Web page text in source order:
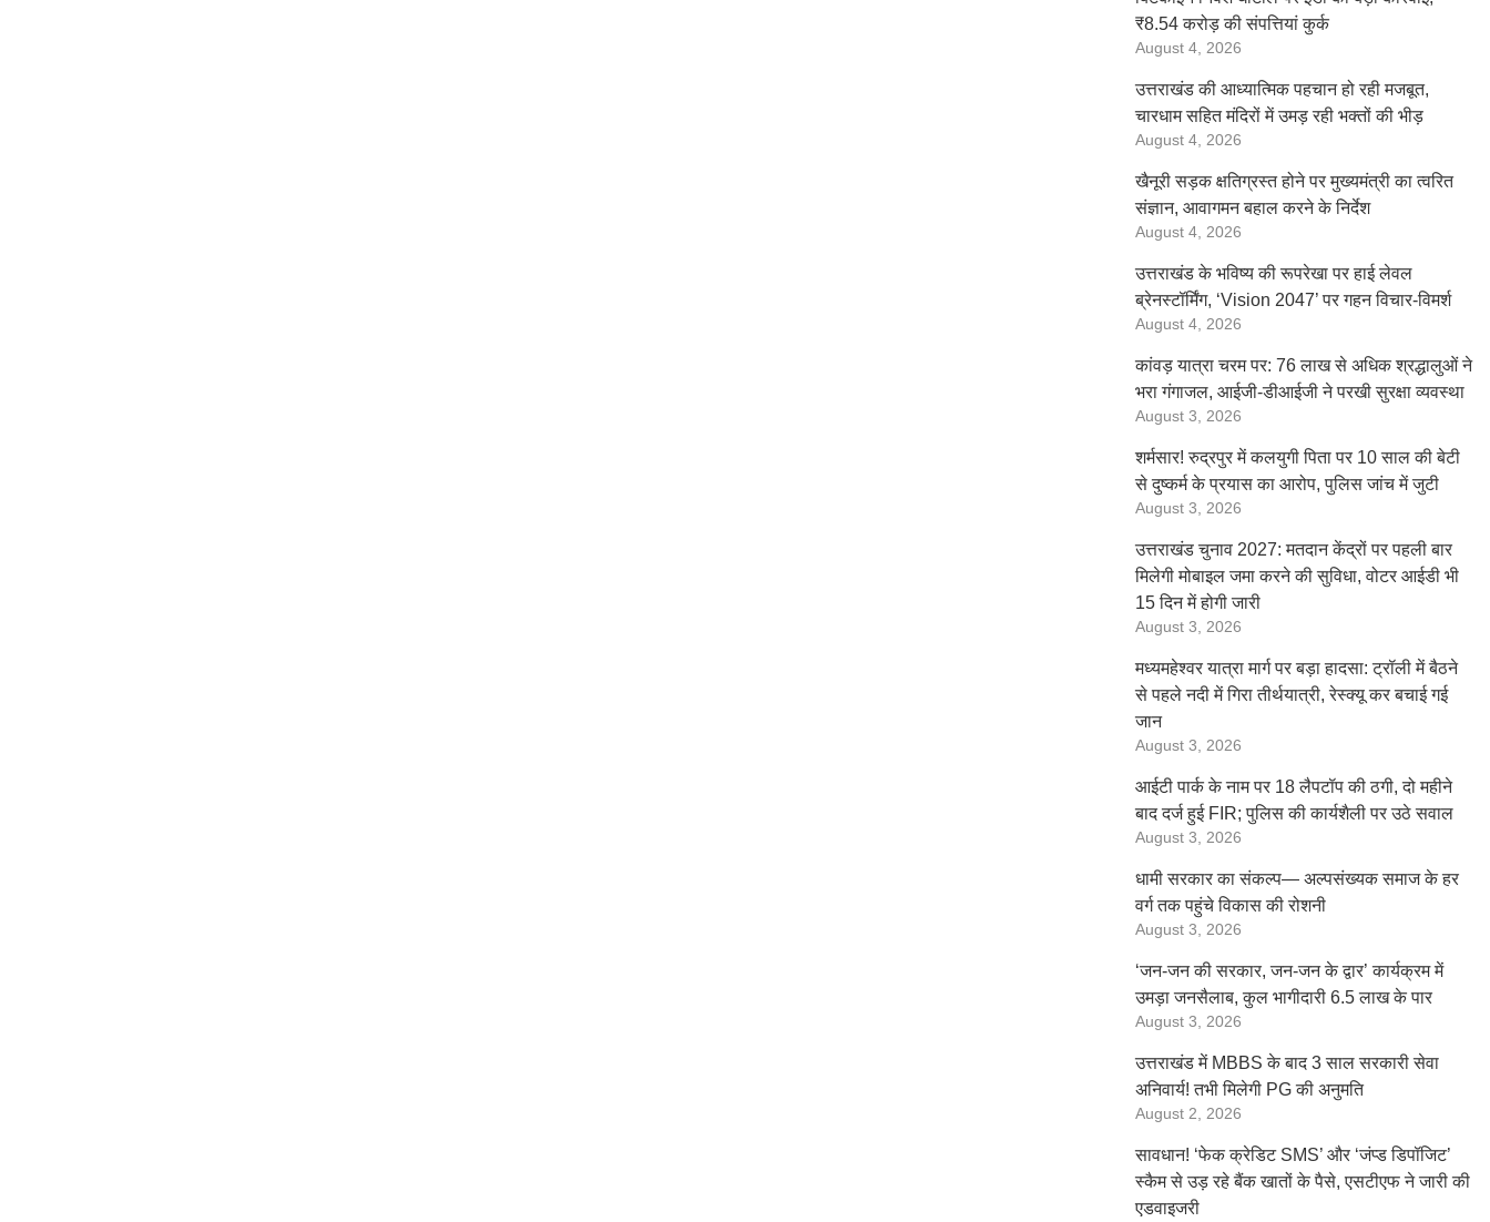
₹8.54 करोड़ की संपत्तियां कुर्क
August 4, 2026
उत्तराखंड की आध्यात्मिक पहचान हो रही मजबूत,
चारधाम सहित मंदिरों में उमड़ रही भक्तों की भीड़
August 4, 2026
खैनूरी सड़क क्षतिग्रस्त होने पर मुख्यमंत्री का त्वरित
संज्ञान, आवागमन बहाल करने के निर्देश
August 4, 2026
उत्तराखंड के भविष्य की रूपरेखा पर हाई लेवल
ब्रेनस्टॉर्मिंग, ‘Vision 2047’ पर गहन विचार-विमर्श
August 4, 2026
कांवड़ यात्रा चरम पर: 76 लाख से अधिक श्रद्धालुओं ने
भरा गंगाजल, आईजी-डीआईजी ने परखी सुरक्षा व्यवस्था
August 3, 2026
शर्मसार! रुद्रपुर में कलयुगी पिता पर 10 साल की बेटी
से दुष्कर्म के प्रयास का आरोप, पुलिस जांच में जुटी
August 3, 2026
उत्तराखंड चुनाव 2027: मतदान केंद्रों पर पहली बार
मिलेगी मोबाइल जमा करने की सुविधा, वोटर आईडी भी
15 दिन में होगी जारी
August 3, 2026
मध्यमहेश्वर यात्रा मार्ग पर बड़ा हादसा: ट्रॉली में बैठने
से पहले नदी में गिरा तीर्थयात्री, रेस्क्यू कर बचाई गई
जान
August 3, 2026
आईटी पार्क के नाम पर 18 लैपटॉप की ठगी, दो महीने
बाद दर्ज हुई FIR; पुलिस की कार्यशैली पर उठे सवाल
August 3, 2026
धामी सरकार का संकल्प— अल्पसंख्यक समाज के हर
वर्ग तक पहुंचे विकास की रोशनी
August 3, 2026
‘जन-जन की सरकार, जन-जन के द्वार’ कार्यक्रम में
उमड़ा जनसैलाब, कुल भागीदारी 6.5 लाख के पार
August 3, 2026
उत्तराखंड में MBBS के बाद 3 साल सरकारी सेवा
अनिवार्य! तभी मिलेगी PG की अनुमति
August 2, 2026
सावधान! ‘फेक क्रेडिट SMS’ और ‘जंप्ड डिपॉजिट’
स्कैम से उड़ रहे बैंक खातों के पैसे, एसटीएफ ने जारी की
एडवाइजरी